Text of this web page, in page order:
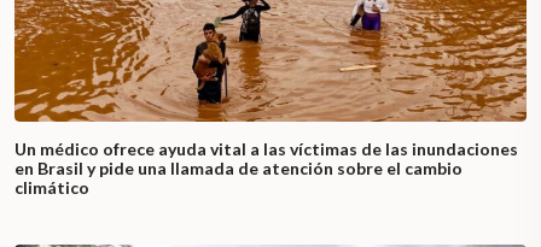
Un médico ofrece ayuda vital a las víctimas de las inundaciones
en Brasil y pide una llamada de atención sobre el cambio
climático